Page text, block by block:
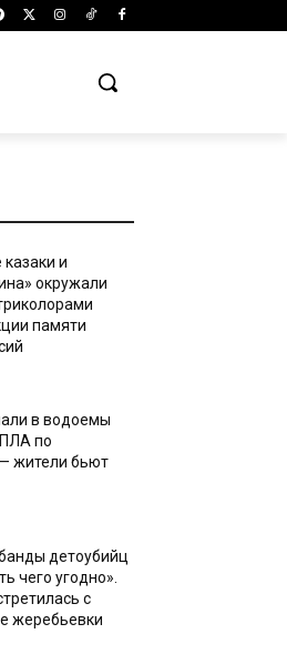
и
окружали
памяти
в водоемы
по
жители бьют
детоубийц
чего угодно».
с
жеребьевки